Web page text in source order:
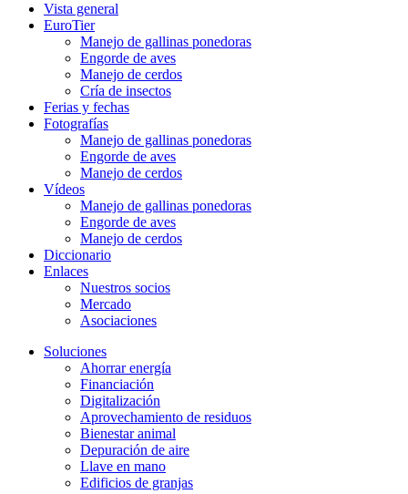
Vista general
EuroTier
Manejo de gallinas ponedoras
Engorde de aves
Manejo de cerdos
Cría de insectos
Ferias y fechas
Fotografías
Manejo de gallinas ponedoras
Engorde de aves
Manejo de cerdos
Vídeos
Manejo de gallinas ponedoras
Engorde de aves
Manejo de cerdos
Diccionario
Enlaces
Nuestros socios
Mercado
Asociaciones
Soluciones
Ahorrar energía
Financiación
Digitalización
Aprovechamiento de residuos
Bienestar animal
Depuración de aire
Llave en mano
Edificios de granjas